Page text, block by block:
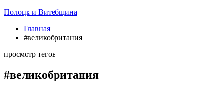
Полоцк и Витебщина
Главная
#великобритания
просмотр тегов
#великобритания